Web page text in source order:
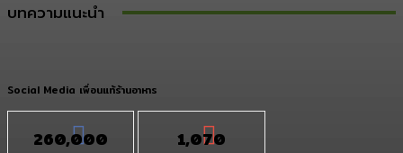
บทความแนะนำ
Social Media เพื่อนแท้ร้านอาหาร
260,000 1,070